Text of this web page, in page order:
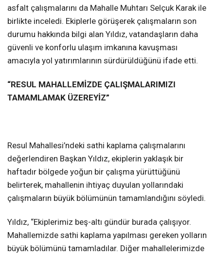
asfalt çalışmalarını da Mahalle Muhtarı Selçuk Karak ile
birlikte inceledi. Ekiplerle görüşerek çalışmaların son
durumu hakkında bilgi alan Yıldız, vatandaşların daha
güvenli ve konforlu ulaşım imkanına kavuşması
amacıyla yol yatırımlarının sürdürüldüğünü ifade etti.
“RESUL MAHALLEMİZDE ÇALIŞMALARIMIZI
TAMAMLAMAK ÜZEREYİZ”
Resul Mahallesi’ndeki sathi kaplama çalışmalarını
değerlendiren Başkan Yıldız, ekiplerin yaklaşık bir
haftadır bölgede yoğun bir çalışma yürüttüğünü
belirterek, mahallenin ihtiyaç duyulan yollarındaki
çalışmaların büyük bölümünün tamamlandığını söyledi.
Yıldız, “Ekiplerimiz beş-altı gündür burada çalışıyor.
Mahallemizde sathi kaplama yapılması gereken yolların
büyük bölümünü tamamladılar. Diğer mahallelerimizde